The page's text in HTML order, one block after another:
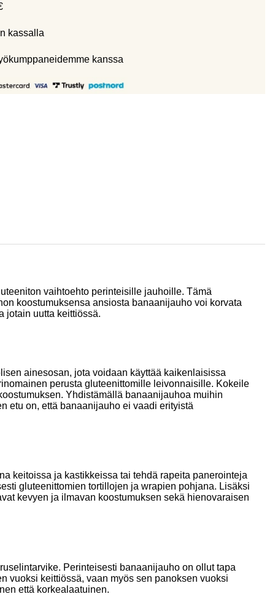
kassalla
kanssa
vaihtoehto perinteisille jauhoille. Tämä
koostumuksensa ansiosta banaanijauho voi korvata
jotain uutta keittiössä.
ainesosan, jota voidaan käyttää kaikenlaisissa
perusta gluteenittomille leivonnaisille. Kokeile
Yhdistämällä banaanijauhoa muihin
etu on, että banaanijauho ei vaadi erityistä
keitoissa ja kastikkeissa tai tehdä rapeita panerointeja
gluteenittomien tortillojen ja wrapien pohjana. Lisäksi
kevyen ja ilmavan koostumuksen sekä hienovaraisen
Perinteisesti banaanijauho on ollut tapa
vuoksi keittiössä, vaan myös sen panoksen vuoksi
että korkealaatuinen.